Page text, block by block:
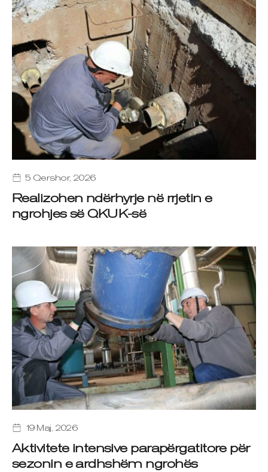
5 Qershor, 2026
Realizohen ndërhyrje në rrjetin e
ngrohjes së QKUK-së
19 Maj, 2026
Aktivitete intensive parapërgatitore për
sezonin e ardhshëm ngrohës